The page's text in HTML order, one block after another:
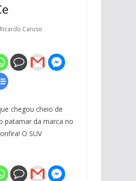
Ricardo Caruso
chegou cheio de
patamar da marca no
O SUV